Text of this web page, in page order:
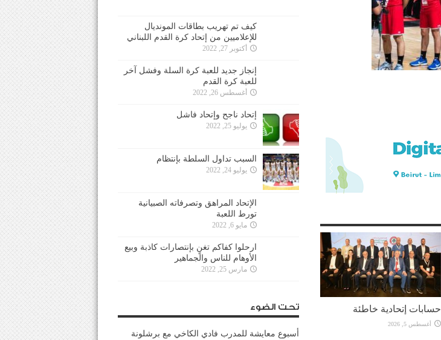
حسابات إتحادية خاطئة
أغسطس 5, 2026
كيف تم تهريب بطاقات المونديال
للإعلاميين من إتحاد كرة القدم اللبناني
أكتوبر 27, 2022
إنجاز جديد للعبة كرة السلة وفشل آخر
للعبة كرة القدم
أغسطس 26, 2022
إتحاد ناجح وإتحاد فاشل
يوليو 25, 2022
السبب تداول السلطة بإنتظام
يوليو 24, 2022
الإتحاد المراهق وتصرفاته الصبيانية
تورط اللعبة
مايو 6, 2022
ارحلوا كفاكم تغنٍ بإنتصارات كاذبة وبيع
الأوهام للناس والجماهير
مارس 25, 2022
تحت الضوء
أسبوع معايشة للمدرب فادي الكاخي مع برشلونة